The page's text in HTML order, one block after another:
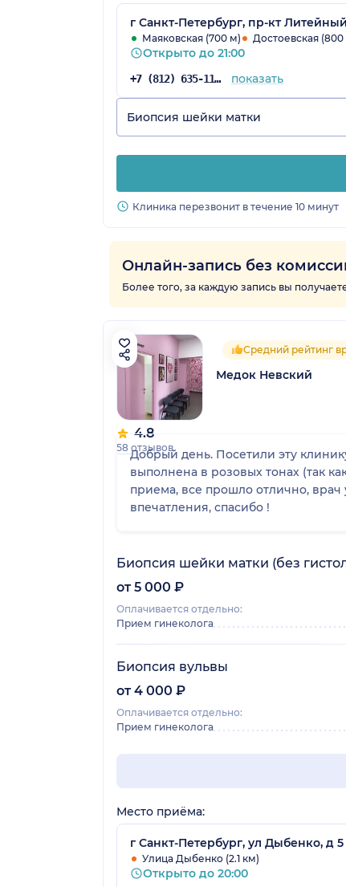
г Санкт-Петербург, пр-кт
Маяковская (700 м) Достоевская (800
Открыто до 21:00
+7 (812) 635-11-79 показать
Биопсия шейки матки
Клиника перезвонит в течение 10 минут
Онлайн-запись без
Более того, за каждую запись вы
4.8
58 отзывов
Средний рейтинг
Медок Невский
Добрый день. Посетили эту
выполнена в розовых тонах (так
приема, все прошло отлично, врач
впечатления, спасибо !
Биопсия шейки матки (без
от 5 000 ₽
Оплачивается отдельно:
Прием гинеколога
Биопсия вульвы
от 4 000 ₽
Оплачивается отдельно:
Прием гинеколога
Место приёма:
г Санкт-Петербург, ул Дыбенко, д 5
Улица Дыбенко (2.1 км)
Открыто до 20:00